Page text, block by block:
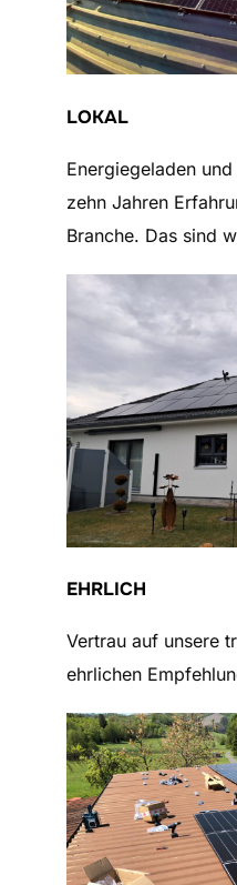
LOKAL
Energiegeladen
zehn Jahren
Branche. Das sind
EHRLICH
Vertrau auf unsere
ehrlichen